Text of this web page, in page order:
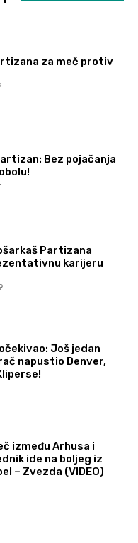
za meč protiv
Bez pojačanja
Partizana
karijeru
Još jedan
napustio Denver,
između Arhusa i
ide na boljeg iz
– Zvezda (VIDEO)